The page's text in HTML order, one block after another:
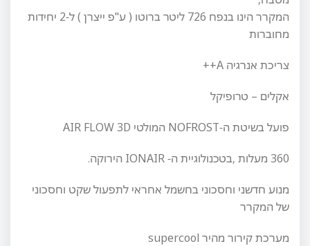
המקרר הינו בנפח 726 ליטר ברוטו ( ע"פ ייצרן ) ל-2 יחידות
מחוברות
צריכת אנרגיה A++
אקלים – טרופיקל
פועל בשיטת ה-NOFROST המולטי AIR FLOW 3D
360 מעלות ,בטכנולוגיית ה- IONAIR הירוקה.
מנוע חדשני וחסכוני בחשמל אחראי לתפעול שקט וחסכוני
של המקרר
מערכת קירור מהיר supercool